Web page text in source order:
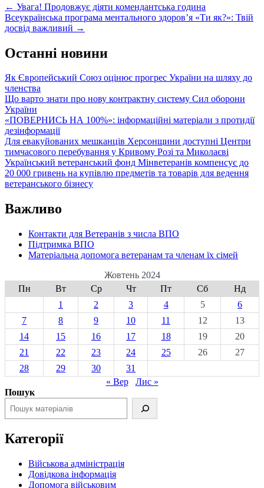
Post
navigation
← Увага! Продовжує діяти комендантська година
Всеукраїнська програма ментального здоров’я «Ти як?»: Твій
досвід важливий →
Останні новини
Як Європейський Союз оцінює прогрес України на шляху до
членства
Що варто знати про нову контрактну систему Сил оборони
України
«ПОВЕРНИСЬ НА 100%»: інформаційні матеріали з протидії
дезінформації
Для евакуйованих мешканців Херсонщини доступні Центри
тимчасового перебування у Кривому Розі та Миколаєві
Український ветеранський фонд Мінветеранів компенсує до
20 000 гривень на купівлю предметів та товарів для ведення
ветеранського бізнесу
Важливо
Контакти для Ветеранів з числа ВПО
Підтримка ВПО
Матеріальна допомога ветеранам та членам їх сімей
Жовтень 2024
Пн
Вт Ср Чт Пт Сб
Нд
1
2 3 4 5
6
7
8 9 10 11 12
13
14
15 16 17 18 19
20
21
22 23 24 25 26
27
28
29 30
31
« Вер
Лис »
Пошук
Категорії
Військова адміністрація
Довідкова інформація
Допомога військовим